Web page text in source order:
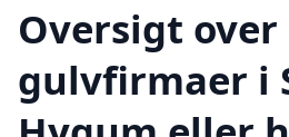
Oversigt over
gulvfirmaer i